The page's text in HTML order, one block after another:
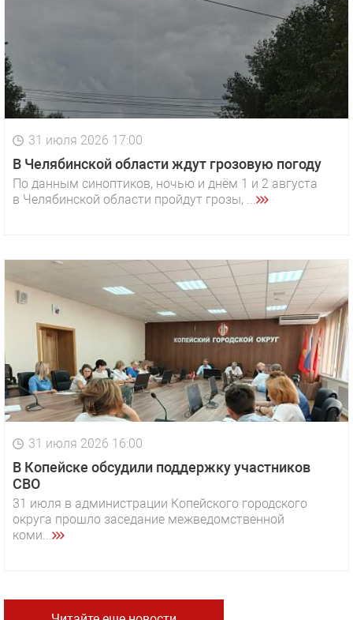
31 июля 2026 17:00
В Челябинской области ждут грозовую погоду
По данным синоптиков, ночью и днём 1 и 2 августа
в Челябинской области пройдут грозы, ...
31 июля 2026 16:00
В Копейске обсудили поддержку участников
СВО
31 июля в администрации Копейского городского
округа прошло заседание межведомственной
коми...